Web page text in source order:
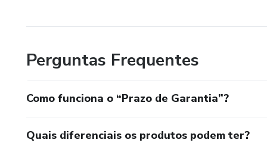
Perguntas Frequentes
Como funciona o “Prazo de Garantia”?
Quais diferenciais os produtos podem ter?